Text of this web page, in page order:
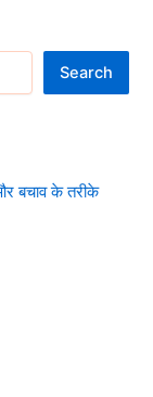
Search
बचाव के तरीके